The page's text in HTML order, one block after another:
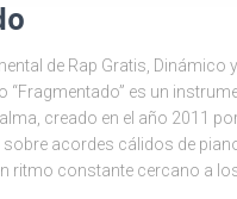
de Rap Gratis, Dinámico y
“Fragmentado” es un
creado en el año 2011
acordes cálidos de
ritmo constante cercano a los